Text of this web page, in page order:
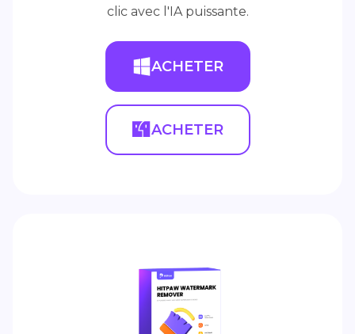
clic avec l'IA puissante.
ACHETER
ACHETER